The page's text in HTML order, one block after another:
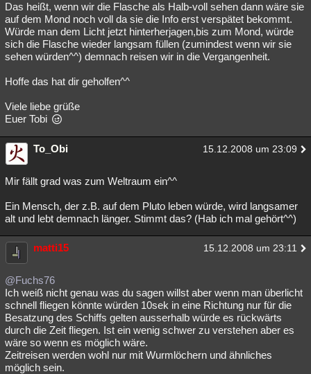
Das heißt, wenn wir die Flasche als Halb-voll sehen dann wäre sie
auf dem Mond noch voll da sie die Info erst verspätet bekommt.
Würde man dem Licht jetzt hinterherjagen,bis zum Mond, würde
sich die Flasche wieder langsam füllen (zumindest wenn wir sie
sehen würden^^) demnach reisen wir in die Vergangenheit.
Hoffe das hat dir geholfen^^
Viele liebe grüße
Euer Tobi
To_Obi 15.12.2008 um 23:09
Mir fällt grad was zum Weltraum ein^^
Ein Mensch, der z.B. auf dem Pluto leben würde, wird langsamer
alt und lebt demnach länger. Stimmt das? (Hab ich mal gehört^^)
matti15 15.12.2008 um 23:11
@Fuchs76
Ich weiß nicht genau was du sagen willst aber wenn man überlicht
schnell fliegen könnte würden 10sek in eine Richtung nur für die
Besatzung des Schiffs gelten ausserhalb würde es rückwärts
durch die Zeit fliegen. Ist ein wenig schwer zu verstehen aber es
wäre so wenn es möglich wäre.
Zeitreisen werden wohl nur mit Wurmlöchern und ähnliches
möglich sein.